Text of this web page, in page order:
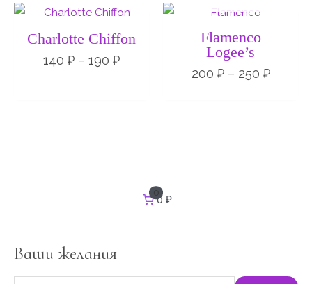
Charlotte Chiffon
140 ₽ – 190 ₽
Диапазон
цен:
140 ₽
–
190 ₽
Flamenco
Logee’s
200 ₽ – 250 ₽
0
0 ₽
Ваши желания
ь
: